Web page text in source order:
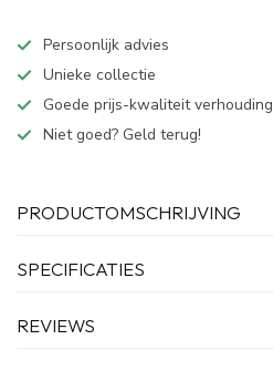
Persoonlijk advies
Unieke collectie
Goede prijs-kwaliteit verhouding
Niet goed? Geld terug!
PRODUCTOMSCHRIJVING
SPECIFICATIES
REVIEWS